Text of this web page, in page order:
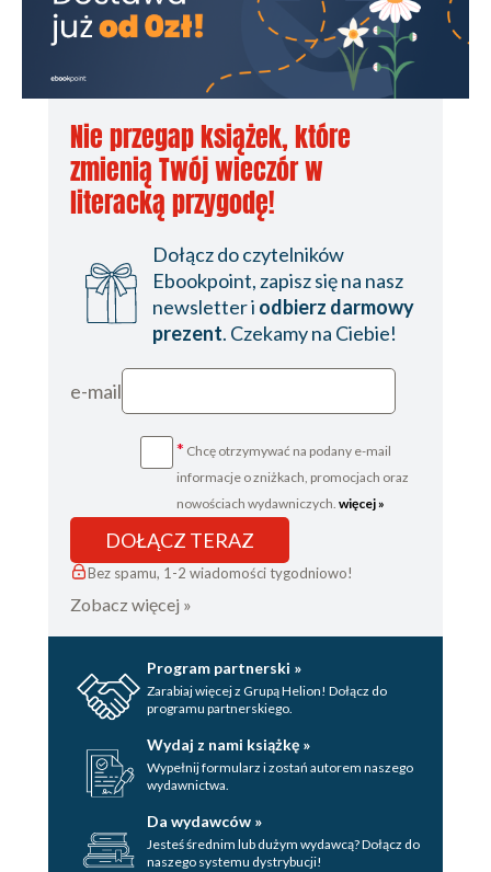
Nie przegap książek, które
zmienią Twój wieczór w
literacką przygodę!
Dołącz do czytelników
Ebookpoint, zapisz się na nasz
newsletter i odbierz darmowy
prezent. Czekamy na Ciebie!
e-mail
* Chcę otrzymywać na podany e-mail
informacje o zniżkach, promocjach oraz
nowościach wydawniczych. więcej »
DOŁĄCZ TERAZ
Bez spamu, 1-2 wiadomości tygodniowo!
Zobacz więcej »
Program partnerski »
Zarabiaj więcej z Grupą Helion! Dołącz do
programu partnerskiego.
Wydaj z nami książkę »
Wypełnij formularz i zostań autorem naszego
wydawnictwa.
Da wydawców »
Jesteś średnim lub dużym wydawcą? Dołącz do
naszego systemu dystrybucji!